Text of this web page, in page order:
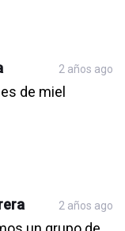
2 años ago
de miel
2 años ago